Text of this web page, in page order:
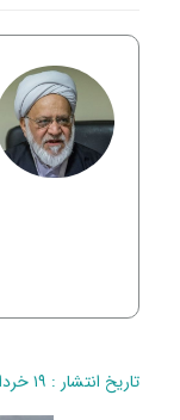
تاریخ انتشار : ۱۹ خرداد ۹۹